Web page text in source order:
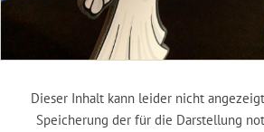
Dieser Inhalt kann leider nicht
Speicherung der für die Darstellung